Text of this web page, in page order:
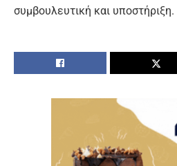
συμβουλευτική και υποστήριξη.